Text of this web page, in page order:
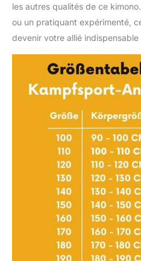
les autres qualités de ce
ou un pratiquant expérimenté,
devenir votre allié indispensable